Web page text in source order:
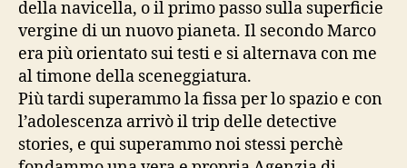
della navicella, o il primo passo sulla superficie
vergine di un nuovo pianeta. Il secondo Marco
era più orientato sui testi e si alternava con me
al timone della sceneggiatura.
Più tardi superammo la fissa per lo spazio e con
l’adolescenza arrivò il trip delle detective
stories, e qui superammo noi stessi perchè